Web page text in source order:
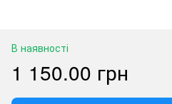
В наявності
1 150.00 грн